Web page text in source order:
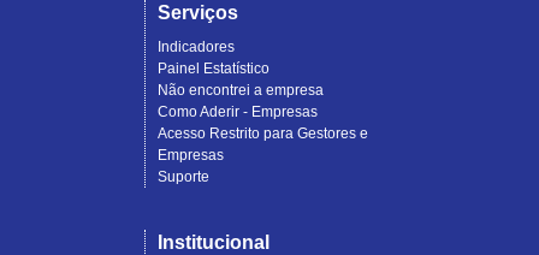
Serviços
Indicadores
Painel Estatístico
Não encontrei a empresa
Como Aderir - Empresas
Acesso Restrito para Gestores e
Empresas
Suporte
Institucional